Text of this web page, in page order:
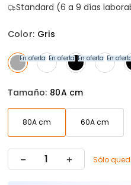
Standard (6 a 9 días
Color: Gris
En oferta En oferta En oferta En
Tamaño: 80A cm
80A cm 60A cm
Sólo